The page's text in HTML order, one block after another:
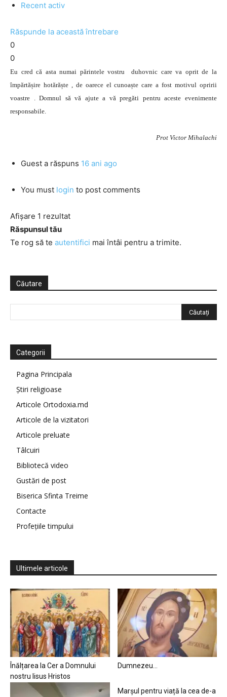
Recent activ
Răspunde la această întrebare
0
0
Eu cred că asta numai părintele vostru duhovnic care va oprit de la
împărtășire hotărăște , de oarece el cunoaște care a fost motivul opririi
voastre . Domnul să vă ajute a vă pregăti pentru aceste evenimente
responsabile.
Prot Victor Mihalachi
Guest a răspuns 16 ani ago
You must login to post comments
Afișare 1 rezultat
Răspunsul tău
Te rog să te autentifici mai întâi pentru a trimite.
Căutare
Categorii
Pagina Principala
Știri religioase
Articole Ortodoxia.md
Articole de la vizitatori
Articole preluate
Tâlcuiri
Bibliotecă video
Gustări de post
Biserica Sfinta Treime
Contacte
Profețiile timpului
Ultimele articole
Înălțarea la Cer a Domnului
nostru Iisus Hristos
Dumnezeu…
Marșul pentru viață la cea de-a